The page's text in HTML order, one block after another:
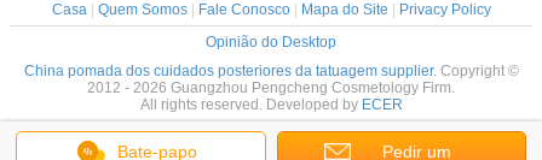
Bate-papo Pedir um
Casa| Quem Somos| Fale Conosco| Mapa do Site
Privacy Policy
Opinião do Desktop
China pomada dos cuidados posteriores da tatuagem supplier. Copyright ©
2012 - 2026 Guangzhou Pengcheng Cosmetology Firm.
All rights reserved. Developed by ECER